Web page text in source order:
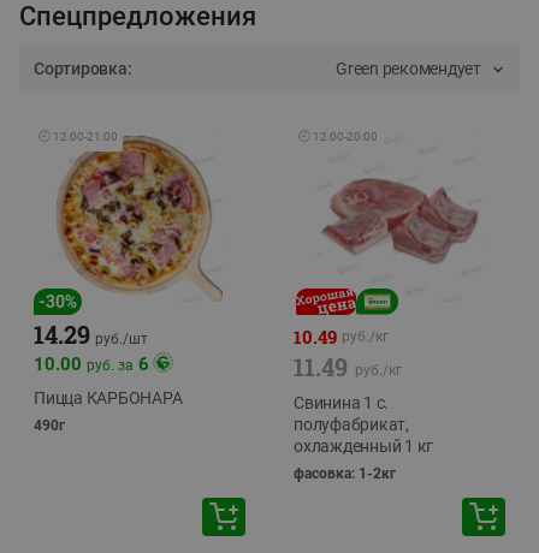
Спецпредложения
Сортировка: Green рекомендует
🕘 12:00-21:00
-30%
14.29 руб./шт
10.00 руб. за 6
Пицца КАРБОНАРА
490г
🕘 12:00-20:00
10.49 руб./кг
11.49 руб./кг
Свинина 1 с.
полуфабрикат,
охлажденный 1 кг
фасовка: 1-2кг